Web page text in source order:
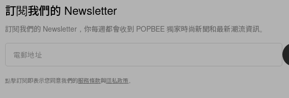
訂閱我們的 Newsletter
訂閱我們的 Newsletter，你每週都會收到 POPBEE 獨家時尚新聞和最新潮流資訊。
點擊訂閱即表示您同意我們的服務條款與隱私政策